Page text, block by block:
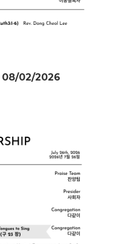
08/02/2026